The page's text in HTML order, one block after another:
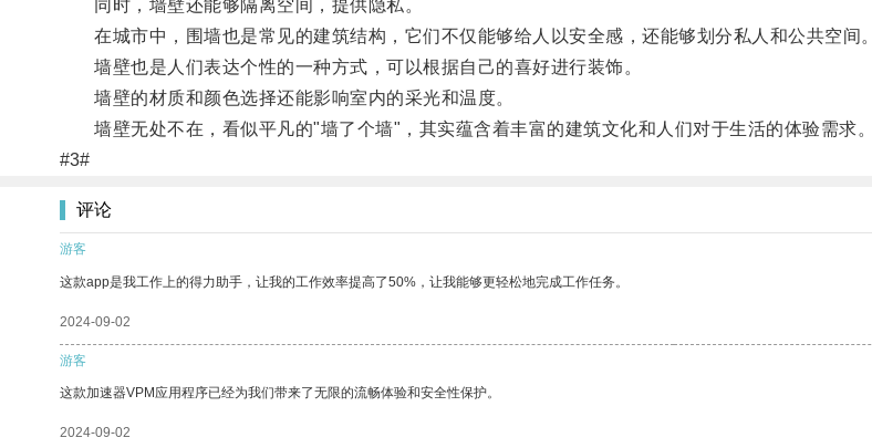
同时，墙壁还能够隔离空间，提供隐私。
在城市中，围墙也是常见的建筑结构，它们不仅能够给人以安全感，还能够划分私人和公共空间。
墙壁也是人们表达个性的一种方式，可以根据自己的喜好进行装饰。
墙壁的材质和颜色选择还能影响室内的采光和温度。
墙壁无处不在，看似平凡的"墙了个墙"，其实蕴含着丰富的建筑文化和人们对于生活的体验需求。
#3#
评论
游客
这款app是我工作上的得力助手，让我的工作效率提高了50%，让我能够更轻松地完成工作任务。
2024-09-02
游客
这款加速器VPM应用程序已经为我们带来了无限的流畅体验和安全性保护。
2024-09-02